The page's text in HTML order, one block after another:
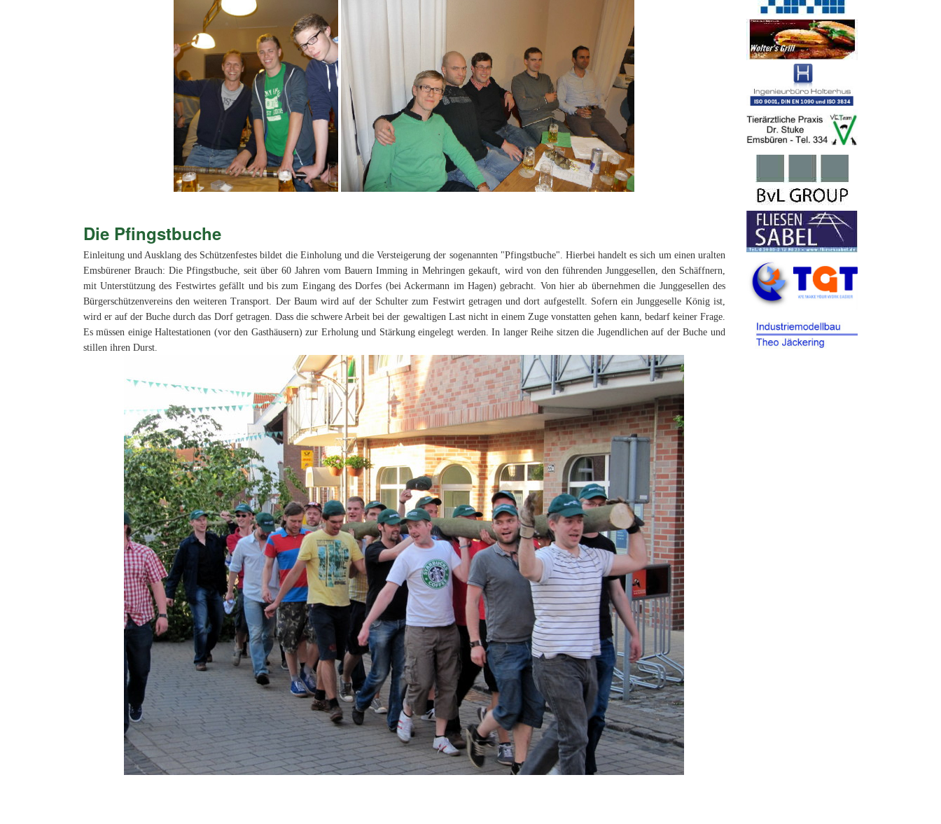
Die Pfingstbuche
Einleitung und Ausklang des Schützenfestes bildet die Einholung und die Versteigerung der sogenannten "Pfingstbuche". Hierbei handelt es sich um einen uralten
Emsbürener Brauch: Die Pfingstbuche, seit über 60 Jahren vom Bauern Imming in Mehringen gekauft, wird von den führenden Junggesellen, den Schäffnern,
mit Unterstützung des Festwirtes gefällt und bis zum Eingang des Dorfes (bei Ackermann im Hagen) gebracht. Von hier ab übernehmen die Junggesellen des
Bürgerschützenvereins den weiteren Transport. Der Baum wird auf der Schulter zum Festwirt getragen und dort aufgestellt. Sofern ein Junggeselle König ist,
wird er auf der Buche durch das Dorf getragen. Dass die schwere Arbeit bei der gewaltigen Last nicht in einem Zuge vonstatten gehen kann, bedarf keiner Frage.
Es müssen einige Haltestationen (vor den Gasthäusern) zur Erholung und Stärkung eingelegt werden. In langer Reihe sitzen die Jugendlichen auf der Buche und
stillen ihren Durst.